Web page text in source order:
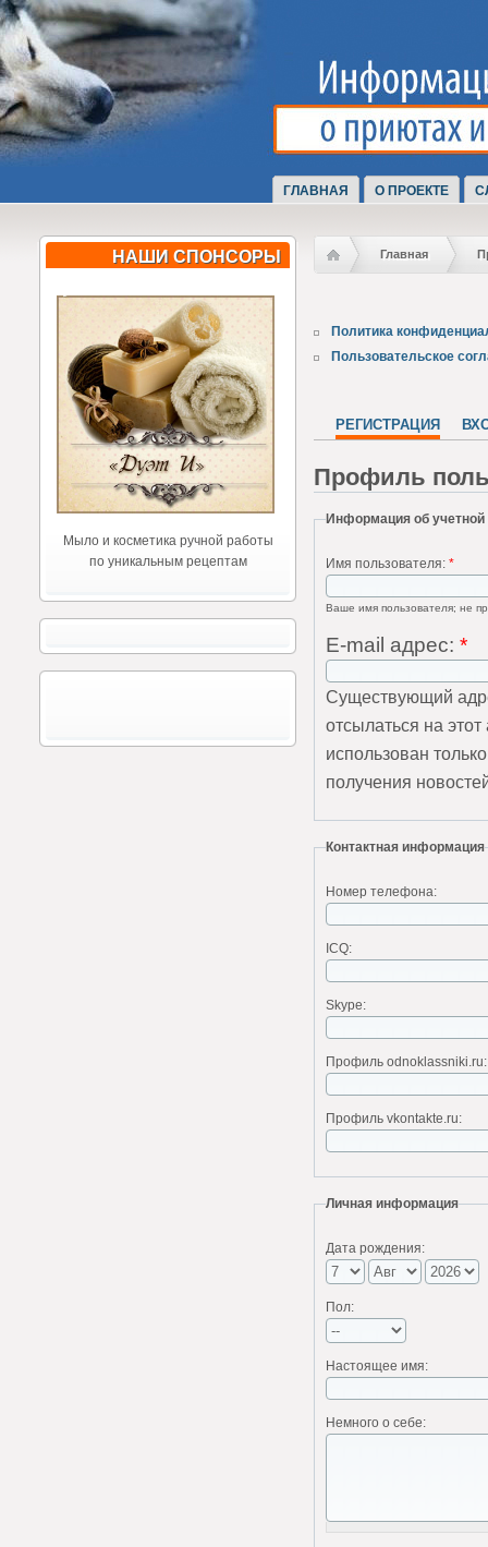
ГЛАВНАЯ О ПРОЕКТЕ
НАШИ СПОНСОРЫ
Мыло и косметика ручной работы
по уникальным рецептам
Главная
Политика
Пользовательское
РЕГИСТРАЦИЯ
Профиль
Информация об учетной
Имя пользователя: *
Ваше имя пользователя; не
E-mail адрес: *
Существующий
отсылаться на
использован
получения
Контактная информация
Номер телефона:
ICQ:
Skype:
Профиль odnoklassniki.ru:
Профиль vkontakte.ru:
Личная информация
Дата рождения:
Пол:
Настоящее имя:
Немного о себе: